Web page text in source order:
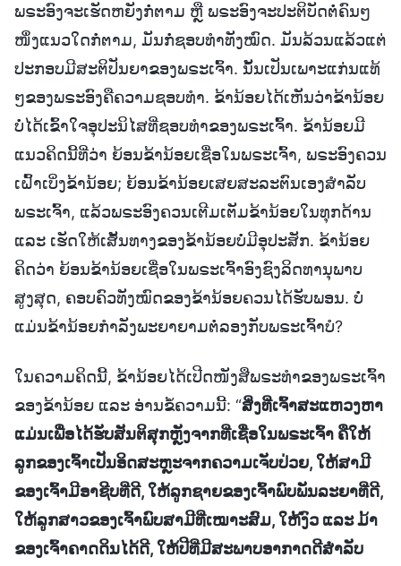
ພຣະອົງຈະເຮັດຫຍັງກໍ່ຕາມ ຫຼື ພຣະອົງຈະປະຕິບັດຕໍ່ຄົນໆ
ໜຶ່ງແນວໃດກໍ່ຕາມ, ມັນກໍ່ຊອບທຳທັງໝົດ. ມັນລ້ວນແລ້ວແຕ່
ປະກອບມີສະຕິປັນຍາຂອງພຣະເຈົ້າ. ນັ້ນເປັນເພາະແກ່ນແທ້
ໆຂອງພຣະອົງຄືຄວາມຊອບທຳ. ຂ້ານ້ອຍໄດ້ເຫັນວ່າຂ້ານ້ອຍ
ບໍ່ໄດ້ເຂົ້າໃຈອຸປະນິໄສທີ່ຊອບທຳຂອງພຣະເຈົ້າ. ຂ້ານ້ອຍມີ
ແນວຄິດນີ້ທີ່ວ່າ ຍ້ອນຂ້ານ້ອຍເຊື່ອໃນພຣະເຈົ້າ, ພຣະອົງຄວນ
ເຝົ້າເບິ່ງຂ້ານ້ອຍ; ຍ້ອນຂ້ານ້ອຍເສຍສະລະຕົນເອງສຳລັບ
ພຣະເຈົ້າ, ແລ້ວພຣະອົງຄວນເຕີມເຕັມຂ້ານ້ອຍໃນທຸກດ້ານ
ແລະ ເຮັດໃຫ້ເສັ້ນທາງຂອງຂ້ານ້ອຍບໍ່ມີອຸປະສັກ. ຂ້ານ້ອຍ
ຄິດວ່າ ຍ້ອນຂ້ານ້ອຍເຊື່ອໃນພຣະເຈົ້າອົງຊົງລິດທານຸພາບ
ສູງສຸດ, ຄອບຄົວທັງໝົດຂອງຂ້ານ້ອຍຄວນໄດ້ຮັບພອນ. ບໍ່
ແມ່ນຂ້ານ້ອຍກຳລັງພະຍາຍາມຕໍ່ລອງກັບພຣະເຈົ້າບໍ?
ໃນຄວາມຄິດນີ້, ຂ້ານ້ອຍໄດ້ເປີດໜັງສືພຣະທຳຂອງພຣະເຈົ້າ
ຂອງຂ້ານ້ອຍ ແລະ ອ່ານຂໍ້ຄວາມນີ້: “ສິ່ງທີ່ເຈົ້າສະແຫວງຫາ
ແມ່ນເພື່ອໄດ້ຮັບສັນຕິສຸກຫຼັງຈາກທີ່ເຊື່ອໃນພຣະເຈົ້າ ຄືໃຫ້
ລູກຂອງເຈົ້າເປັນອິດສະຫຼະຈາກຄວາມເຈັບປ່ວຍ, ໃຫ້ສາມີ
ຂອງເຈົ້າມີອາຊີບທີ່ດີ, ໃຫ້ລູກຊາຍຂອງເຈົ້າພົບພັນລະຍາທີ່ດີ,
ໃຫ້ລູກສາວຂອງເຈົ້າພົບສາມີທີ່ເໝາະສົມ, ໃຫ້ງົວ ແລະ ມ້າ
ຂອງເຈົ້າຄາດດິນໄດ້ດີ, ໃຫ້ປີທີ່ມີສະພາບອາກາດດີສຳລັບ